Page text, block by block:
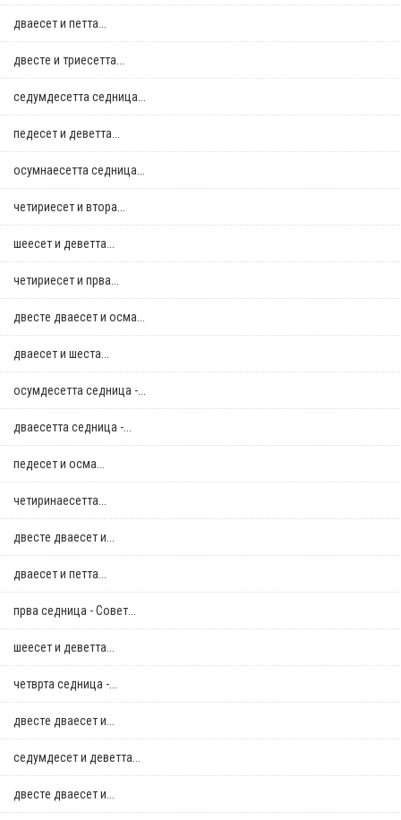
дваесет и петта...
двестe и триесетта...
седумдесетта седница...
педесет и деветта...
осумнaесетта седница...
четириесет и втора...
шеесет и деветта...
четириесет и прва...
двестe дваесет и осма...
дваесет и шеста...
осумдесетта седница -...
дваесетта седница -...
педесет и осма...
четиринаесетта...
двестe дваесет и...
дваесет и петта...
прва седница - Совет...
шеесет и деветта...
четврта седница -...
двестe дваесет и...
седумдесет и деветта...
двестe дваесет и...